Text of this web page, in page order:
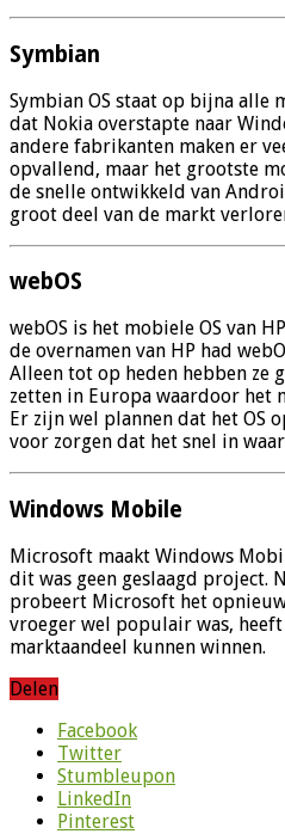
Symbian
Symbian OS staat op bijna alle
dat Nokia overstapte naar
andere fabrikanten maken er
opvallend, maar het grootste
de snelle ontwikkeld van
groot deel van de markt
webOS
webOS is het mobiele OS van
de overnamen van HP had
Alleen tot op heden hebben ze
zetten in Europa waardoor het
Er zijn wel plannen dat het OS
voor zorgen dat het snel in
Windows Mobile
Microsoft maakt Windows
dit was geen geslaagd project.
probeert Microsoft het
vroeger wel populair was,
marktaandeel kunnen winnen.
Delen
Facebook
Twitter
Stumbleupon
LinkedIn
Pinterest